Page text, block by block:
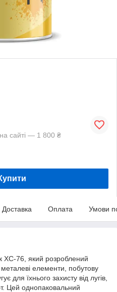
сайті — 1 800 ₴
Доставка Оплата Умови
ХС-76, який розроблений
елементи, побутову
для їхнього захисту від лугів,
Цей однопаковальний